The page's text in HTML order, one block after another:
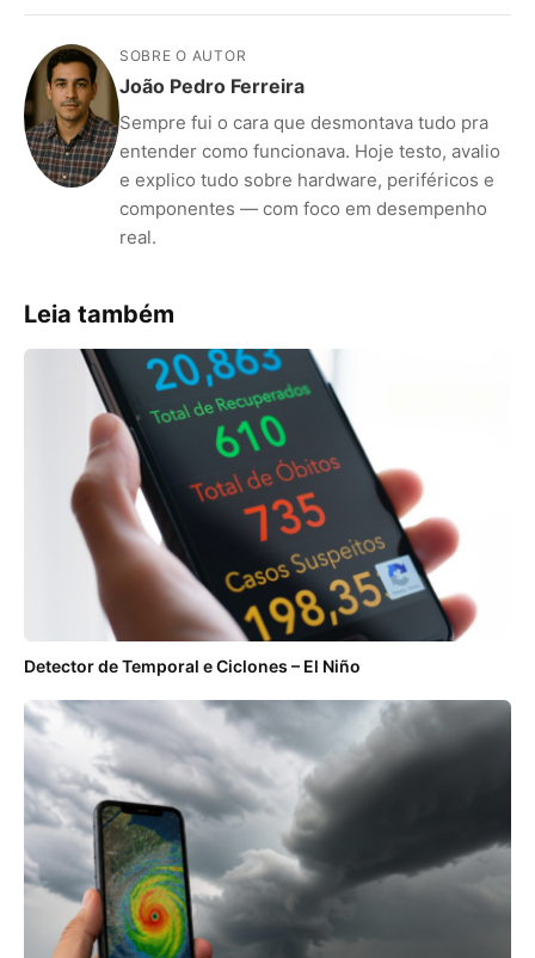
SOBRE O AUTOR
João Pedro Ferreira
Sempre fui o cara que desmontava tudo pra
entender como funcionava. Hoje testo, avalio
e explico tudo sobre hardware, periféricos e
componentes — com foco em desempenho
real.
Leia também
Detector de Temporal e Ciclones – El Niño